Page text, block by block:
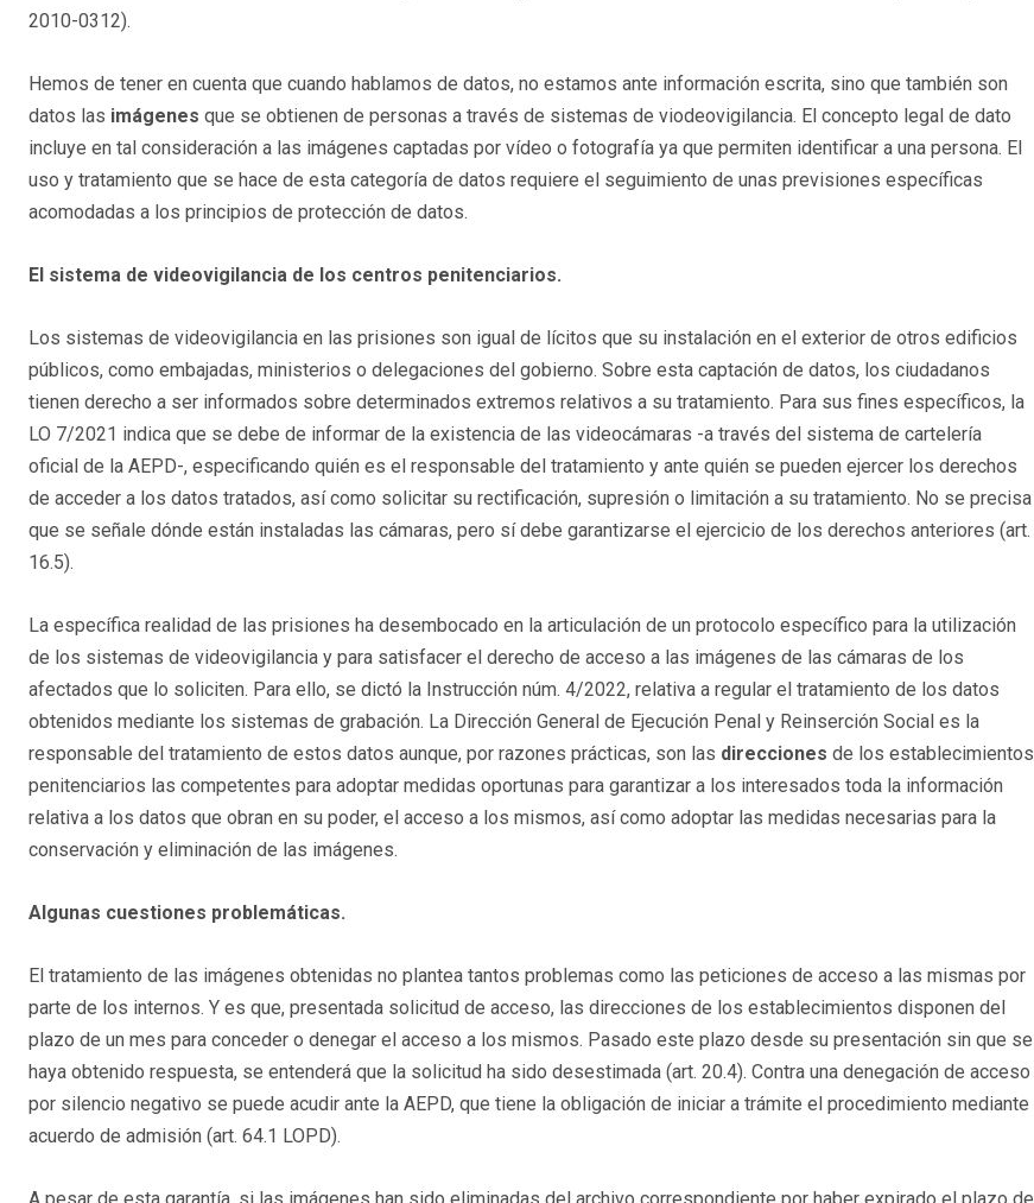
2010-0312).
Hemos de tener en cuenta que cuando hablamos de datos, no estamos ante información escrita, sino que también son
datos las imágenes que se obtienen de personas a través de sistemas de viodeovigilancia. El concepto legal de dato
incluye en tal consideración a las imágenes captadas por vídeo o fotografía ya que permiten identificar a una persona. El
uso y tratamiento que se hace de esta categoría de datos requiere el seguimiento de unas previsiones específicas
acomodadas a los principios de protección de datos.
El sistema de videovigilancia de los centros penitenciarios.
Los sistemas de videovigilancia en las prisiones son igual de lícitos que su instalación en el exterior de otros edificios
públicos, como embajadas, ministerios o delegaciones del gobierno. Sobre esta captación de datos, los ciudadanos
tienen derecho a ser informados sobre determinados extremos relativos a su tratamiento. Para sus fines específicos, la
LO 7/2021 indica que se debe de informar de la existencia de las videocámaras -a través del sistema de cartelería
oficial de la AEPD-, especificando quién es el responsable del tratamiento y ante quién se pueden ejercer los derechos
de acceder a los datos tratados, así como solicitar su rectificación, supresión o limitación a su tratamiento. No se precisa
que se señale dónde están instaladas las cámaras, pero sí debe garantizarse el ejercicio de los derechos anteriores (art.
16.5).
La específica realidad de las prisiones ha desembocado en la articulación de un protocolo específico para la utilización
de los sistemas de videovigilancia y para satisfacer el derecho de acceso a las imágenes de las cámaras de los
afectados que lo soliciten. Para ello, se dictó la Instrucción núm. 4/2022, relativa a regular el tratamiento de los datos
obtenidos mediante los sistemas de grabación. La Dirección General de Ejecución Penal y Reinserción Social es la
responsable del tratamiento de estos datos aunque, por razones prácticas, son las direcciones de los establecimientos
penitenciarios las competentes para adoptar medidas oportunas para garantizar a los interesados toda la información
relativa a los datos que obran en su poder, el acceso a los mismos, así como adoptar las medidas necesarias para la
conservación y eliminación de las imágenes.
Algunas cuestiones problemáticas.
El tratamiento de las imágenes obtenidas no plantea tantos problemas como las peticiones de acceso a las mismas por
parte de los internos. Y es que, presentada solicitud de acceso, las direcciones de los establecimientos disponen del
plazo de un mes para conceder o denegar el acceso a los mismos. Pasado este plazo desde su presentación sin que se
haya obtenido respuesta, se entenderá que la solicitud ha sido desestimada (art. 20.4). Contra una denegación de acceso
por silencio negativo se puede acudir ante la AEPD, que tiene la obligación de iniciar a trámite el procedimiento mediante
acuerdo de admisión (art. 64.1 LOPD).